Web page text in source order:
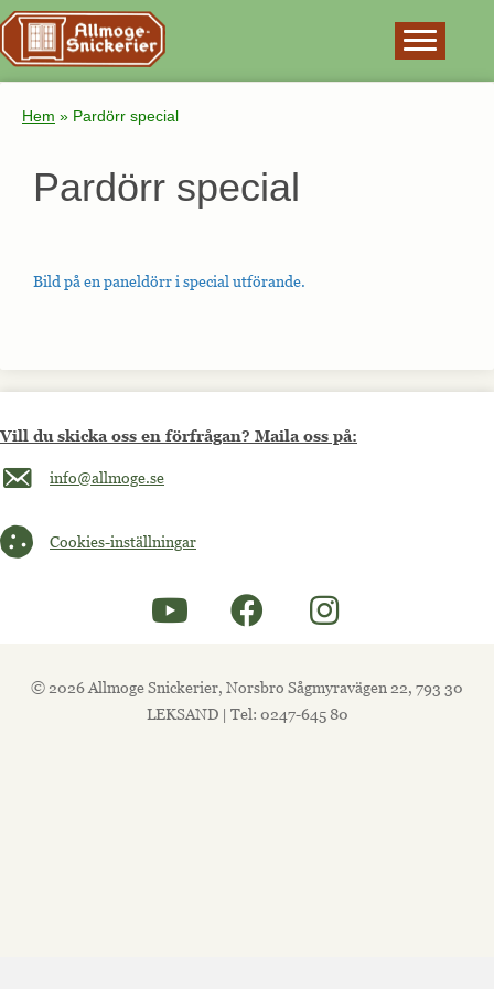
Hem » Pardörr special
Pardörr special
Bild på en paneldörr i special utförande.
Vill du skicka oss en förfrågan? Maila oss på:
Maila oss på info@allmoge.se
info@allmoge.se
Cookies-inställningar
Cookies-inställningar
© 2026 Allmoge Snickerier, Norsbro Sågmyravägen 22, 793 30
LEKSAND | Tel: 0247-645 80